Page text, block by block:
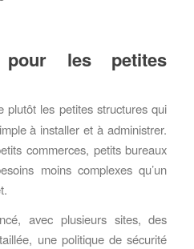
les petites
plutôt les petites structures qui
à installer et à administrer.
commerces, petits bureaux
moins complexes qu’un
avec plusieurs sites, des
une politique de sécurité